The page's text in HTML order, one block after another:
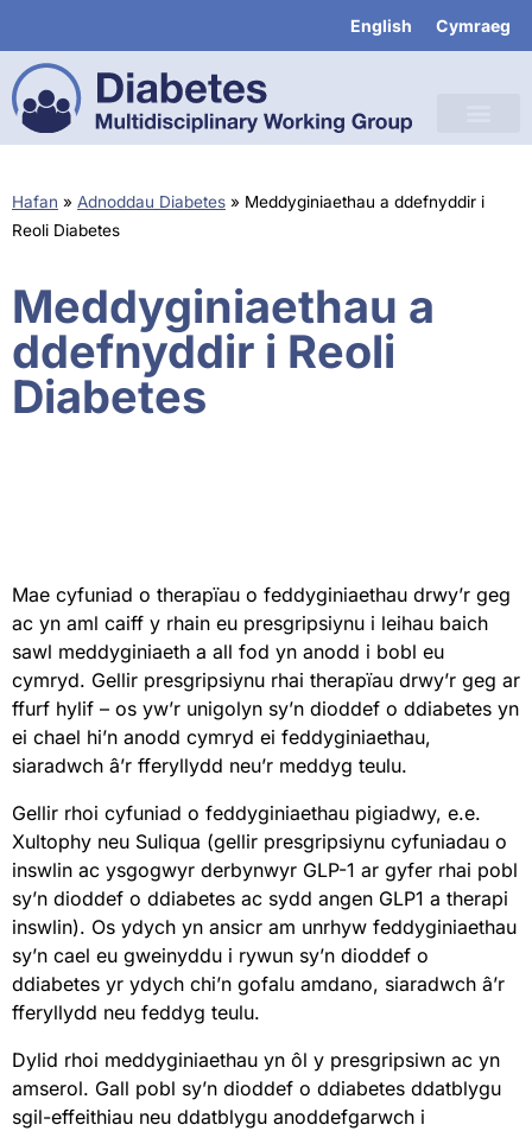
English Cymraeg
Hafan » Adnoddau Diabetes » Meddyginiaethau a ddefnyddir i
Reoli Diabetes
Meddyginiaethau a
ddefnyddir i Reoli
Diabetes
Mae cyfuniad o therapïau o feddyginiaethau drwy’r geg
ac yn aml caiff y rhain eu presgripsiynu i leihau baich
sawl meddyginiaeth a all fod yn anodd i bobl eu
cymryd. Gellir presgripsiynu rhai therapïau drwy’r geg ar
ffurf hylif – os yw’r unigolyn sy’n dioddef o ddiabetes yn
ei chael hi’n anodd cymryd ei feddyginiaethau,
siaradwch â’r fferyllydd neu’r meddyg teulu.
Gellir rhoi cyfuniad o feddyginiaethau pigiadwy, e.e.
Xultophy neu Suliqua (gellir presgripsiynu cyfuniadau o
inswlin ac ysgogwyr derbynwyr GLP-1 ar gyfer rhai pobl
sy’n dioddef o ddiabetes ac sydd angen GLP1 a therapi
inswlin). Os ydych yn ansicr am unrhyw feddyginiaethau
sy’n cael eu gweinyddu i rywun sy’n dioddef o
ddiabetes yr ydych chi’n gofalu amdano, siaradwch â’r
fferyllydd neu feddyg teulu.
Dylid rhoi meddyginiaethau yn ôl y presgripsiwn ac yn
amserol. Gall pobl sy’n dioddef o ddiabetes ddatblygu
sgil-effeithiau neu ddatblygu anoddefgarwch i